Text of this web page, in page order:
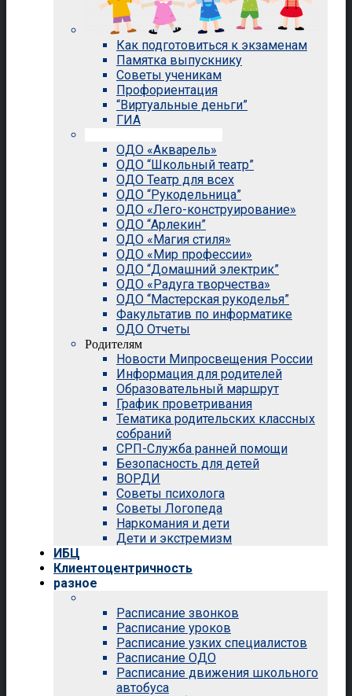
Как подготовиться к экзаменам
Памятка выпускнику
Советы ученикам
Профориентация
“Виртуальные деньги”
ГИА
ОДО «Акварель»
ОДО “Школьный театр”
ОДО Театр для всех
ОДО “Рукодельница”
ОДО «Лего-конструирование»
ОДО “Арлекин”
ОДО «Магия стиля»
ОДО «Мир профессии»
ОДО “Домашний электрик”
ОДО «Радуга творчества»
ОДО “Мастерская рукоделья”
Факультатив по информатике
ОДО Отчеты
Родителям
Новости Мипросвещения России
Информация для родителей
Образовательный маршрут
График проветривания
Тематика родительских классных
собраний
СРП-Служба ранней помощи
Безопасность для детей
ВОРДИ
Советы психолога
Советы Логопеда
Наркомания и дети
Дети и экстремизм
ИБЦ
Клиентоцентричность
разное
Расписание звонков
Расписание уроков
Расписание узких специалистов
Расписание ОДО
Расписание движения школьного
автобуса